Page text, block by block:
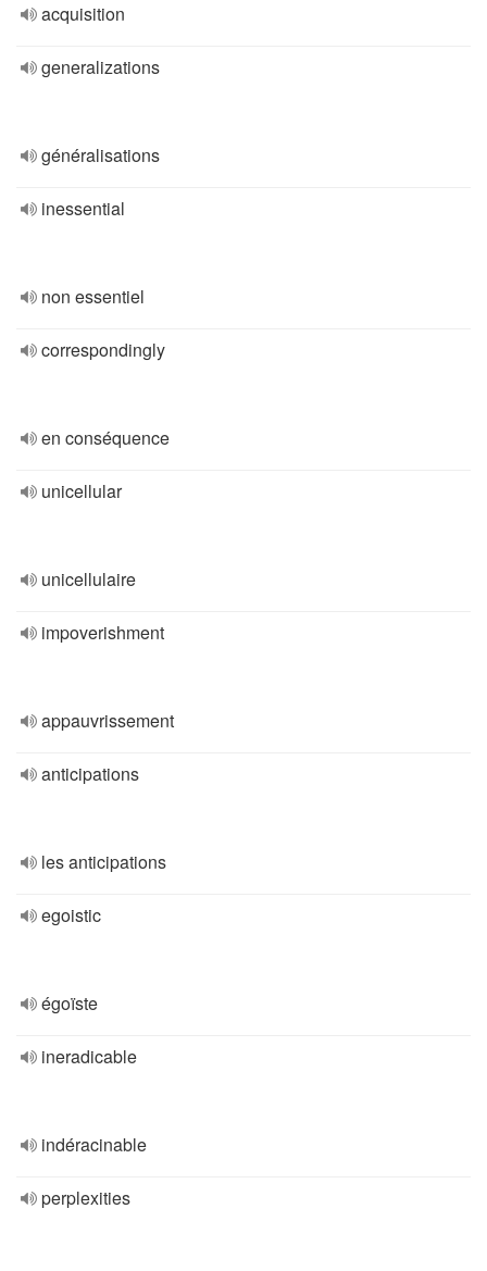
acquisition
generalizations
généralisations
inessential
non essentiel
correspondingly
en conséquence
unicellular
unicellulaire
impoverishment
appauvrissement
anticipations
les anticipations
egoistic
égoïste
ineradicable
indéracinable
perplexities